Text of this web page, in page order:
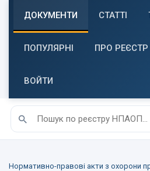
ДОКУМЕНТИ СТАТТІ
ПОПУЛЯРНІ ПРО РЕЄСТР
ВОЙТИ
Нормативно-правові акти з охорони